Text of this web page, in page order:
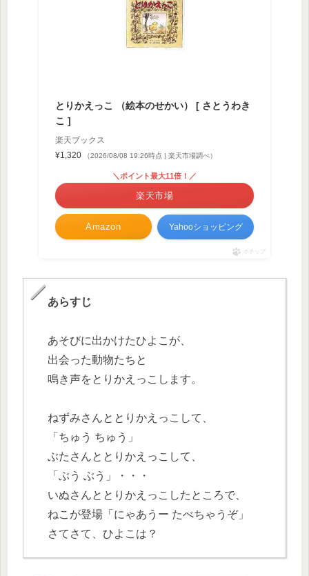
とりかえっこ （絵本のせかい） [ さとうわき
こ ]
楽天ブックス
¥1,320
（2026/08/08 19:26時点 | 楽天市場調べ）
Amazon
＼ポイント最大11倍！／
楽天市場
Yahooショッピング
ポチップ
あらすじ
あそびに出かけたひよこが、
出会った動物たちと
鳴き声をとりかえっこします。
ねずみさんととりかえっこして、
「ちゅう ちゅう」
ぶたさんととりかえっこして、
「ぶう ぶう」・・・
いぬさんととりかえっこしたところで、
ねこが登場「にゃあうー たべちゃうぞ」
さてさて、ひよこは？